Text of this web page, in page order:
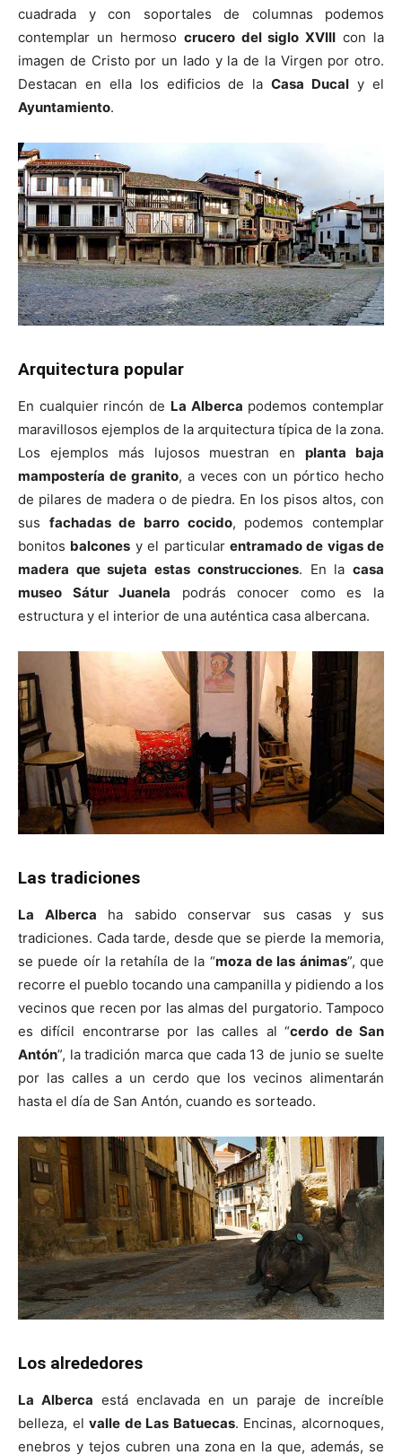
cuadrada y con soportales de columnas podemos
contemplar un hermoso crucero del siglo XVIII con la
imagen de Cristo por un lado y la de la Virgen por otro.
Destacan en ella los edificios de laCasa Ducal y el
Ayuntamiento.
Arquitectura popular
En cualquier rincón de La Alberca podemos contemplar
maravillosos ejemplos de la arquitectura típica de la zona.
Los ejemplos más lujosos muestran enplanta baja
mampostería de granito, a veces con un pórtico hecho
de pilares de madera o de piedra. En los pisos altos, con
sus fachadas de barro cocido, podemos contemplar
bonitos balcones y el particular entramado de vigas de
madera que sujeta estas construcciones. En lacasa
museo Sátur Juanela podrás conocer como es la
estructura y el interior de una auténtica casa albercana.
Las tradiciones
La Alberca ha sabido conservar sus casas y sus
tradiciones. Cada tarde, desde que se pierde la memoria,
se puede oír la retahíla de la “moza de las ánimas”, que
recorre el pueblo tocando una campanilla y pidiendo a los
vecinos que recen por las almas del purgatorio. Tampoco
es difícil encontrarse por las calles al “cerdo de San
Antón”, la tradición marca que cada 13 de junio se suelte
por las calles a un cerdo que los vecinos alimentarán
hasta el día de San Antón, cuando es sorteado.
Los alrededores
La Alberca está enclavada en un paraje de increíble
belleza, elvalle de Las Batuecas. Encinas, alcornoques,
enebros y tejos cubren una zona en la que, además, se